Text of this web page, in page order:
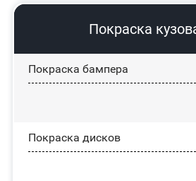
Покраска
Покраска бампера
Покраска дисков